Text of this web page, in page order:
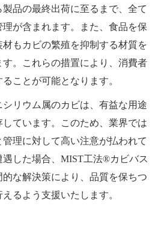
品の最終出荷に至るまで、全て
が含まれます。また、食品を保
もカビの繁殖を抑制する材質を
。これらの措置により、消費者
ことが可能となります。
リウム属のカビは、有益な用途
ています。このため、業界では
理に対して高い注意が払われて
した場合、MIST工法®カビバス
な解決策により、品質を保ちつ
るよう支援いたします。